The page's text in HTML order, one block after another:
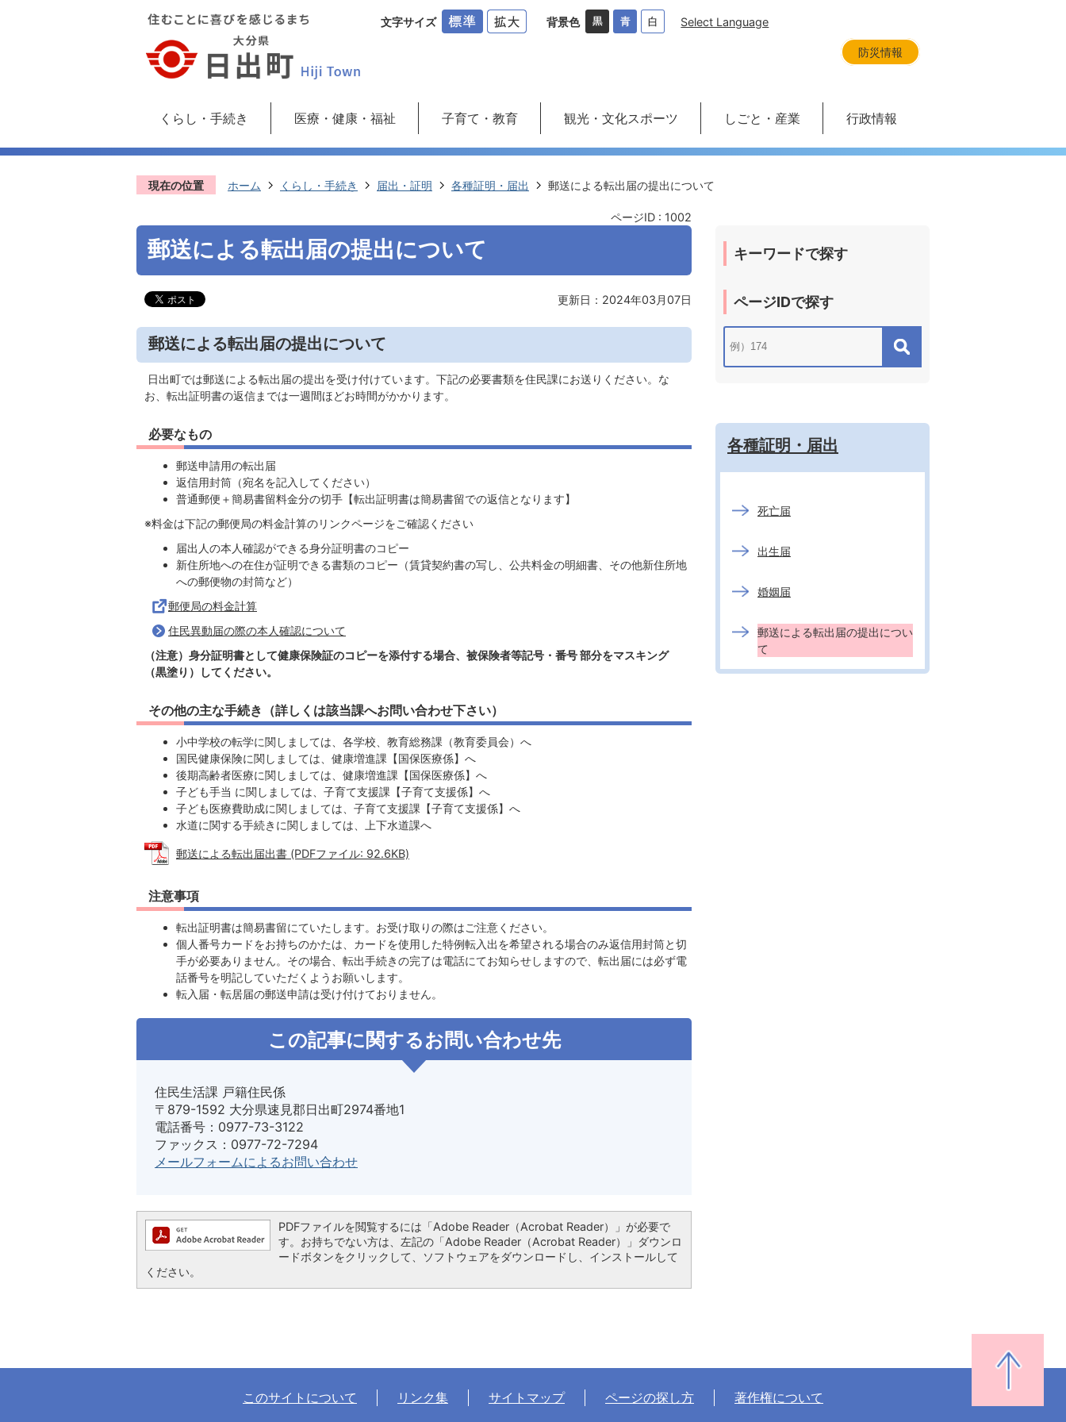
文字サイズ 背景色 Select Language
防災情報
くらし・手続き 医療・健康・福祉 子育て・教育 観光・文化スポーツ しごと・産業 行政情報
現在の位置 ホーム くらし・手続き 届出・証明 各種証明・届出 郵送による転出届の提出について
ページID : 1002
郵送による転出届の提出について
更新日：2024年03月07日
郵送による転出届の提出について
日出町では郵送による転出届の提出を受け付けています。下記の必要書類を住民課にお送りください。な
お、転出証明書の返信までは一週間ほどお時間がかかります。
必要なもの
郵送申請用の転出届
返信用封筒（宛名を記入してください）
普通郵便＋簡易書留料金分の切手【転出証明書は簡易書留での返信となります】
※料金は下記の郵便局の料金計算のリンクページをご確認ください
届出人の本人確認ができる身分証明書のコピー
新住所地への在住が証明できる書類のコピー（賃貸契約書の写し、公共料金の明細書、その他新住所地
への郵便物の封筒など）
郵便局の料金計算
住民異動届の際の本人確認について
（注意）身分証明書として健康保険証のコピーを添付する場合、被保険者等記号・番号 部分をマスキング
（黒塗り）してください。
その他の主な手続き（詳しくは該当課へお問い合わせ下さい）
小中学校の転学に関しましては、各学校、教育総務課（教育委員会）へ
国民健康保険に関しましては、健康増進課【国保医療係】へ
後期高齢者医療に関しましては、健康増進課【国保医療係】へ
子ども手当 に関しましては、子育て支援課【子育て支援係】へ
子ども医療費助成に関しましては、子育て支援課【子育て支援係】へ
水道に関する手続きに関しましては、上下水道課へ
郵送による転出届出書 (PDFファイル: 92.6KB)
注意事項
転出証明書は簡易書留にていたします。お受け取りの際はご注意ください。
個人番号カードをお持ちのかたは、カードを使用した特例転入出を希望される場合のみ返信用封筒と切
手が必要ありません。その場合、転出手続きの完了は電話にてお知らせしますので、転出届には必ず電
話番号を明記していただくようお願いします。
転入届・転居届の郵送申請は受け付けておりません。
この記事に関するお問い合わせ先
住民生活課 戸籍住民係
〒879-1592 大分県速見郡日出町2974番地1
電話番号：0977-73-3122
ファックス：0977-72-7294
メールフォームによるお問い合わせ
PDFファイルを閲覧するには「Adobe Reader（Acrobat Reader）」が必要で
す。お持ちでない方は、左記の「Adobe Reader（Acrobat Reader）」ダウンロ
ードボタンをクリックして、ソフトウェアをダウンロードし、インストールして
ください。
キーワードで探す
ページIDで探す
各種証明・届出
死亡届
出生届
婚姻届
郵送による転出届の提出につい
て
このサイトについて リンク集 サイトマップ ページの探し方 著作権について